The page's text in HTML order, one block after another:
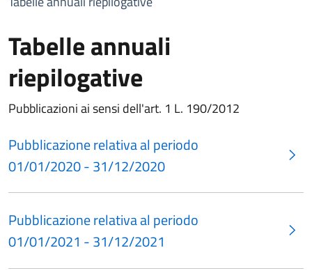
Tabelle annuali
riepilogative
Pubblicazioni ai sensi dell'art. 1 L. 190/2012
Pubblicazione relativa al periodo
01/01/2020 - 31/12/2020
Pubblicazione relativa al periodo
01/01/2021 - 31/12/2021